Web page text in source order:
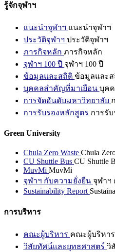
รู้จักจุฬาฯ
แนะนำจุฬาฯ แนะนำจุฬาฯ
ประวัติจุฬาฯ ประวัติจุฬาฯ
ภารกิจหลัก ภารกิจหลัก
จุฬาฯ 100 ปี จุฬาฯ 100 ปี
ข้อมูลและสถิติ ข้อมูลและ
บุคคลสำคัญที่มาเยือน บุค
การจัดอันดับมหาวิทยาลัย
การรับรองหลักสูตร การรั
Green University
Chula Zero Waste Chula
CU Shuttle Bus CU Shuttle
MuvMi MuvMi
จุฬาฯ กับความยั่งยืน จุฬาฯ
Sustainability Report
การบริหาร
คณะผู้บริหาร คณะผู้บริหาร
วิสัยทัศน์และยุทธศาสตร์ วิ